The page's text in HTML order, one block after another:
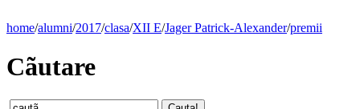
home/alumni/2017/clasa/XII E/Jager Patrick-Alexander/premii
Cãutare